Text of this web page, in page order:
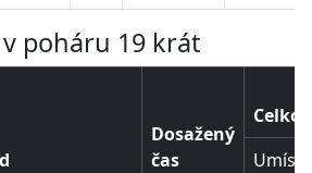
poháru 19 krát
Dosažený
čas